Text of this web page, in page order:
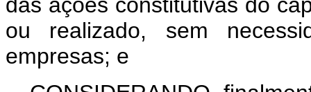
ou realizado, sem
empresas; e